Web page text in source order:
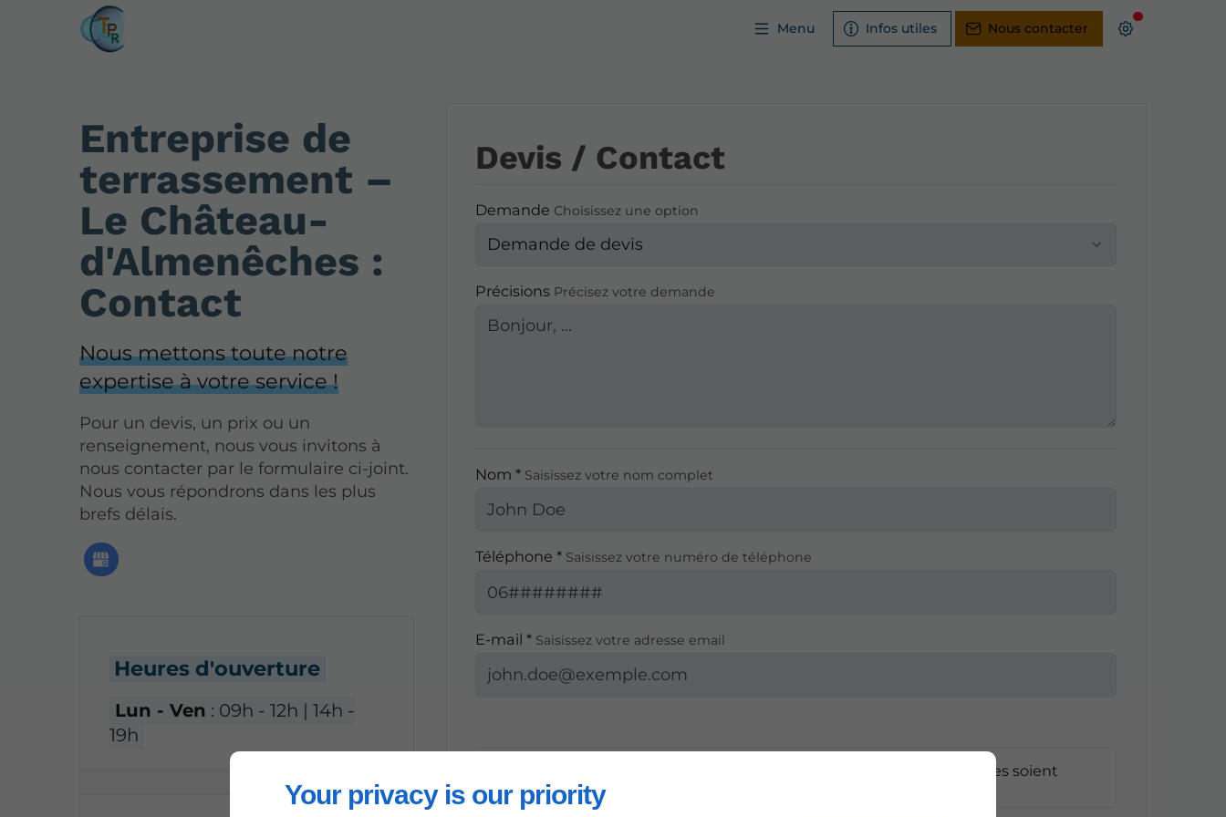
Your privacy is our priority
Menu Infos utiles Nous contacter
Entreprise de
terrassement –
Le Château-
d'Almenêches :
Contact
Nous mettons toute notre
expertise à votre service !
Pour un devis, un prix ou un
renseignement, nous vous invitons à
nous contacter par le formulaire ci-joint.
Nous vous répondrons dans les plus
brefs délais.
Heures d'ouverture
Lun - Ven : 09h - 12h | 14h -
19h
Devis / Contact
Demande Choisissez une option
Précisions Précisez votre demande
Nom * Saisissez votre nom complet
Téléphone * Saisissez votre numéro de téléphone
E-mail * Saisissez votre adresse email
En soumettant ce formulaire, j'accepte que les informations saisies soient
exploitées dans le cadre strict de ma demande*